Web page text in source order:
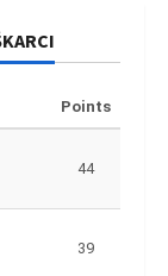
Points
44
39